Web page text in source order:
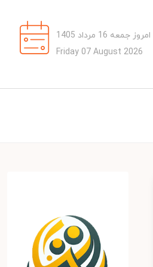
امروز جمعه 16 مرداد 1405
Friday 07 August 2026